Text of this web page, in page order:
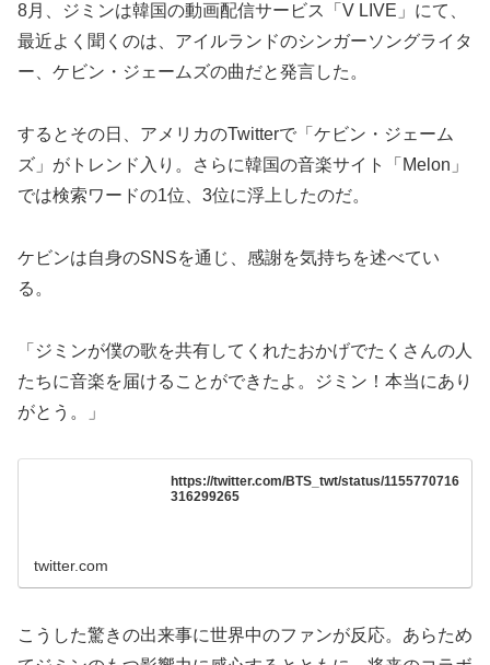
8月、ジミンは韓国の動画配信サービス「V LIVE」にて、
最近よく聞くのは、アイルランドのシンガーソングライタ
ー、ケビン・ジェームズの曲だと発言した。
するとその日、アメリカのTwitterで「ケビン・ジェーム
ズ」がトレンド入り。さらに韓国の音楽サイト「Melon」
では検索ワードの1位、3位に浮上したのだ。
ケビンは自身のSNSを通じ、感謝を気持ちを述べてい
る。
「ジミンが僕の歌を共有してくれたおかげでたくさんの人
たちに音楽を届けることができたよ。ジミン！本当にあり
がとう。」
https://twitter.com/BTS_twt/status/1155770716
316299265
twitter.com
こうした驚きの出来事に世界中のファンが反応。あらため